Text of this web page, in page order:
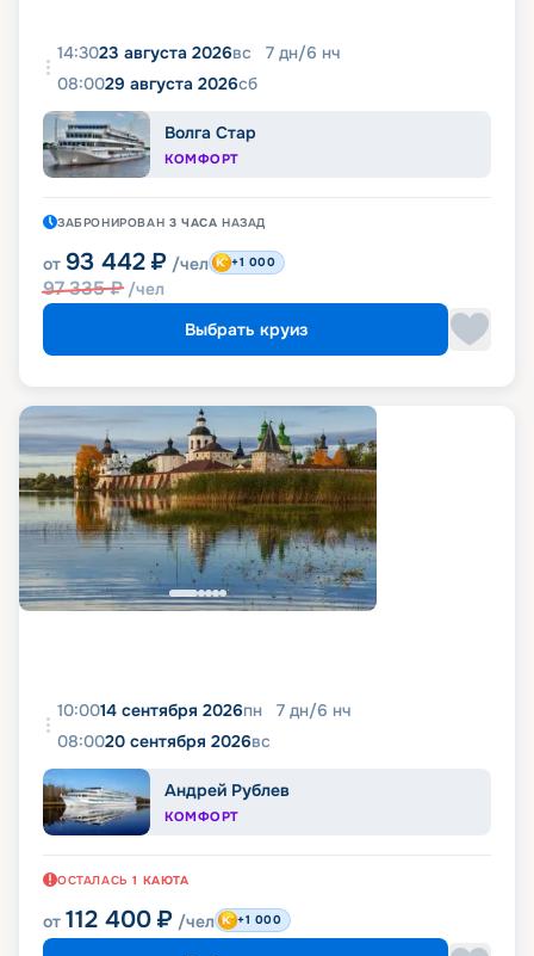
14:3023 августа 2026вс 7 дн/6 нч
08:0029 августа 2026сб
Волга Стар
КОМФОРТ
ЗАБРОНИРОВАН 3 ЧАСА НАЗАД
от 93 442 ₽ /чел
97 335₽ /чел
+1 000
Выбрать круиз
10:0014 сентября 2026пн 7 дн/6 нч
08:0020 сентября 2026вс
Андрей Рублев
КОМФОРТ
ОСТАЛАСЬ 1 КАЮТА
от 112 400 ₽ /чел +1 000